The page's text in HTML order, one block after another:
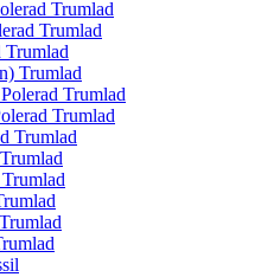
Trumlad
Trumlad
Trumlad
Trumlad
Trumlad
Trumlad
Trumlad